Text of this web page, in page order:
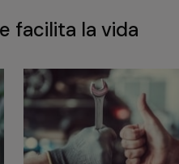
facilita la vida